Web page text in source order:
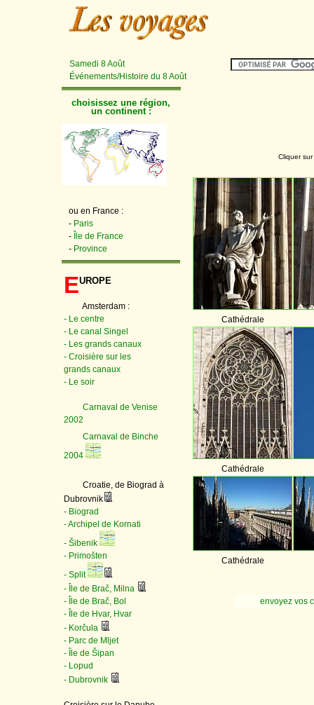
Samedi 8 Août
Événements/Histoire du 8 Août
choisissez une région,
un continent :
ou en France :
- Paris
-
Île de France
- Province
Europe
Amsterdam :
- Le centre
- Le canal Singel
- Les grands canaux
- Croisière sur les
grands canaux
- Le soir
Carnaval de Venise
2002
Carnaval de Binche
2004
Croatie, de Biograd à
Dubrovnik
- Biograd
- Archipel de Kornati
- Šibenik
- Primošten
- Split
- Île de Brač, Milna
- Île de Brač, Bol
- Île de Hvar, Hvar
- Korčula
- Parc de Mljet
- Île de Šipan
- Lopud
- Dubrovnik
Cliquer
Cathédrale
Cathédrale
Cathédrale
envoyez vos